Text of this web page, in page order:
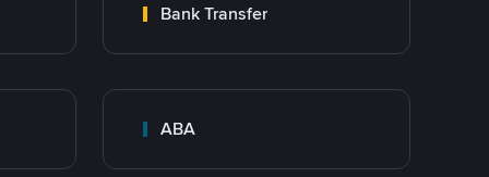
Bank Transfer
ABA